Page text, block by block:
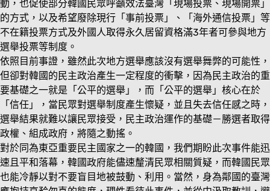
動，也促使部分韓國民眾呼籲效法臺灣「現場投票、現場開票」
的方式，以及希望廢除現行「事前投票」、「海外通信投票」等
不在籍投票方式及外國人取得永久居留資格滿3年者可參與地方
選舉投票等制度。
依照目前事證，雖然此次地方選舉應該沒有選舉舞弊的可能性，
但卻對韓國的民主政治產生一定程度的衝擊，因為民主政治的重
要基礎之一就是「公平的選舉」，而「公平的選舉」核心在於
「信任」，當民眾對選舉制度產生懷疑，並且失去信任感之時，
選舉結果就難以讓民眾接受，民主政治運作的基礎－勝選者取得
政權、組成政府，將隨之動搖。
對於同為東亞重要民主國家之一的韓國，我們期盼此次事件能迅
速且平和落幕，韓國政府能儘速釐清民眾相關質疑，而韓國民眾
也能冷靜以對不要盲目地被鼓動、利用。當然，身為鄰國的臺灣